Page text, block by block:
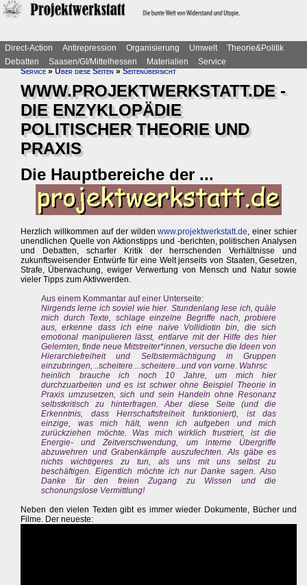
Direct-Action Antirepression Organisierung Umwelt
Theorie&Politik
Debatten
Saasen/GI/Mittelhessen Materialien
Service
Service»Über diese Seiten»Seitenübersicht
WWW.PROJEKTWERKSTATT.DE -
DIE ENZYKLOPÄDIE
POLITISCHER THEORIE UND
PRAXIS
Die Hauptbereiche der ...
Herzlich willkommen auf der wildenwww.projektwerkstatt.de, einer schier
unendlichen Quelle von Aktionstipps und -berichten, politischen Analysen
und Debatten, scharfer Kritik der herrschenden Verhältnisse und
zukunftsweisender Entwürfe für eine Welt jenseits von Staaten, Gesetzen,
Strafe, Überwachung, ewiger Verwertung von Mensch und Natur sowie
vieler Tipps zum Aktivwerden.
Aus einem Kommantar auf einer Unterseite:
Nirgends lerne ich soviel wie hier. Stundenlang lese ich, quäle
mich durch Texte, schlage einzelne Begriffe nach, probiere
aus, erkenne dass ich eine naive Vollidiotin bin, die sich
emotional manipulieren lässt, entlarve mit der Hilfe des hier
Gelernten, finde neue Mitstreiter*innen, versuche die Ideen von
Hierarchiefreiheit und Selbstermächtigung in Gruppen
einzubringen, ..scheitere....scheitere...und von vorne. Wahrsc
heinlich brauche ich noch 10 Jahre, um mich hier
durchzuarbeiten und es ist schwer ohne Beispiel Theorie in
Praxis umzusetzen, sich und sein Handeln ohne Resonanz
selbstkritisch zu hinterfragen. Aber diese Seite (und die
Erkenntnis, dass Herrschaftsfreiheit funktioniert), ist das
einzige, was mich hält, wenn ich aufgeben und mich
zurückziehen möchte. Was mich wirklich frustriert, ist die
Energie- und Zeitverschwendung, um interne Übergriffe
abzuwehren und Grabenkämpfe auszufechten. Als gäbe es
nichts wichtigeres zu tun, als uns mit uns selbst zu
beschäftigen. Eigentlich möchte ich nur Danke sagen. Also
Danke für den freien Zugang zu Wissen und die
schonungslose Vermittlung!
Neben den vielen Texten gibt es immer wieder Dokumente, Bücher und
Filme. Der neueste: